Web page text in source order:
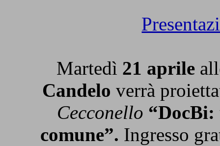
Martedì 21 aprile
Candelo verrà
Cecconello “DocBi:
comune”. Ingresso